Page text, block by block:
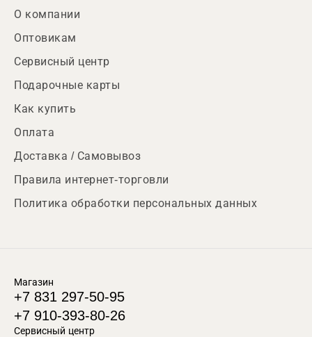
О компании
Оптовикам
Сервисный центр
Подарочные карты
Как купить
Оплата
Доставка / Самовывоз
Правила интернет-торговли
Политика обработки персональных данных
Магазин
+7 831 297-50-95
+7 910-393-80-26
Сервисный центр